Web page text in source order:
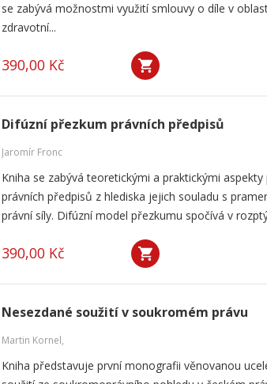
se zabývá možnostmi využití smlouvy o díle v
zdravotní...
390,00 Kč
Difúzní přezkum právních předpisů
Jaromír Fronc
Kniha se zabývá teoretickými a praktickými aspekty
právních předpisů z hlediska jejich souladu s
právní síly. Difúzní model přezkumu spočívá v
390,00 Kč
Nesezdané soužití v soukromém právu
Martin Kornel,
Kniha představuje první monografii věnovanou